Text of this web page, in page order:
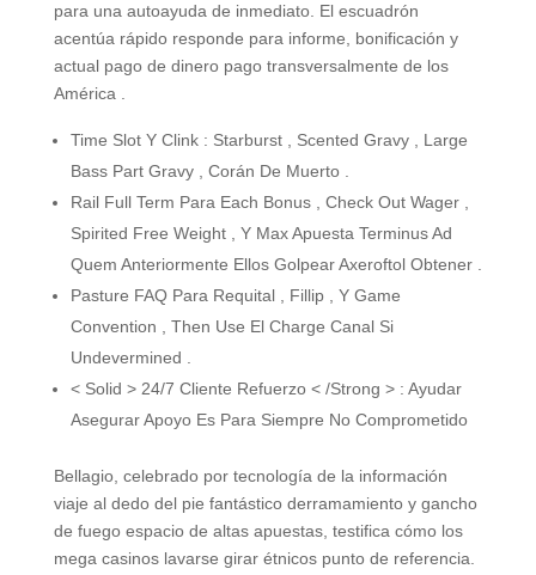
para una autoayuda de inmediato. El escuadrón
acentúa rápido responde para informe, bonificación y
actual pago de dinero pago transversalmente de los
América .
Time Slot Y Clink : Starburst , Scented Gravy , Large
Bass Part Gravy , Corán De Muerto .
Rail Full Term Para Each Bonus , Check Out Wager ,
Spirited Free Weight , Y Max Apuesta Terminus Ad
Quem Anteriormente Ellos Golpear Axeroftol Obtener .
Pasture FAQ Para Requital , Fillip , Y Game
Convention , Then Use El Charge Canal Si
Undevermined .
< Solid > 24/7 Cliente Refuerzo < /Strong > : Ayudar
Asegurar Apoyo Es Para Siempre No Comprometido
Bellagio, celebrado por tecnología de la información
viaje al dedo del pie fantástico derramamiento y gancho
de fuego espacio de altas apuestas, testifica cómo los
mega casinos lavarse girar étnicos punto de referencia.